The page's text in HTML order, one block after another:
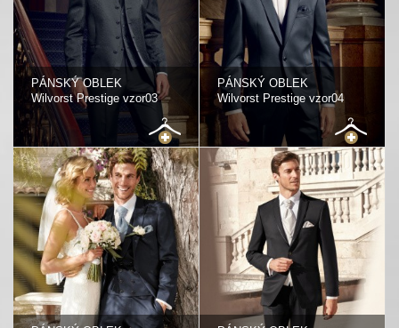
PÁNSKÝ OBLEK
Wilvorst Prestige vzor03
PÁNSKÝ OBLEK
Wilvorst Prestige vzor04